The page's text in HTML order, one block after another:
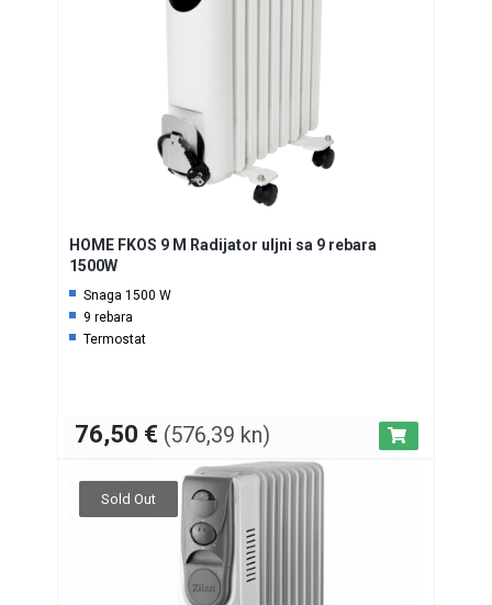
HOME FKOS 9 M Radijator uljni sa 9 rebara
1500W
Snaga 1500 W
9 rebara
Termostat
76,50 € (576,39 kn)
Sold Out